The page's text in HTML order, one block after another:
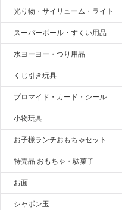
光り物・サイリューム・ライト
スーパーボール・すくい用品
水ヨーヨー・つり用品
くじ引き玩具
プロマイド・カード・シール
小物玩具
お子様ランチおもちゃセット
特売品 おもちゃ・駄菓子
お面
シャボン玉